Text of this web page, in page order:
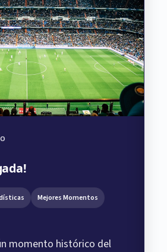
Mejores Momentos
momento histórico del